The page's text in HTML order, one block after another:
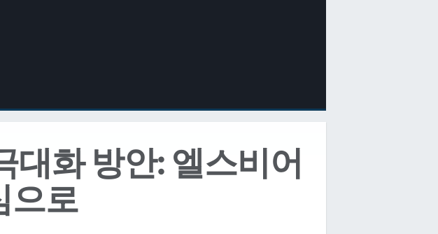
대화 방안: 엘스비어
으로